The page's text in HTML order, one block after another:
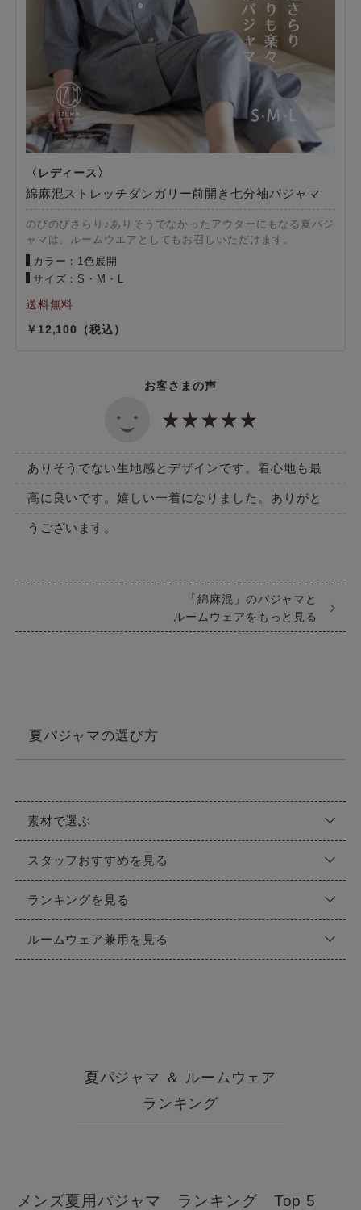
綿麻混ストレッチダンガリー前開き七分袖パジャマ
のびのびさらり♪ありそうでなかったアウターにもなる夏パジ
ャマは、ルームウエアとしてもお召しいただけます。
カラー：1色展開
サイズ：S・M・L
12,100
お客さまの声
ありそうでない生地感とデザインです。着心地も最
高に良いです。嬉しい一着になりました。ありがと
うございます。
「綿麻混」のパジャマと
ルームウェアをもっと見る
夏パジャマの選び方
素材で選ぶ
スタッフおすすめを見る
ランキングを見る
ルームウェア兼用を見る
夏パジャマ ＆ ルームウェア
ランキング
メンズ夏用パジャマ ランキング Top 5